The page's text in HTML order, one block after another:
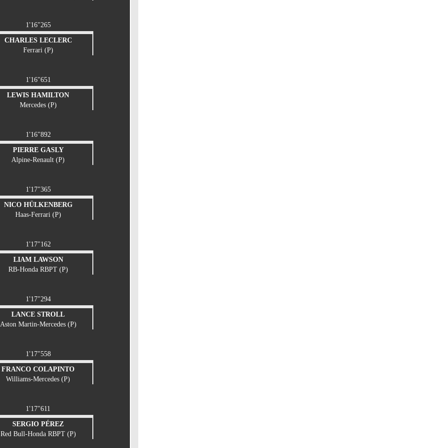
1'16"265
CHARLES LECLERC
Ferrari (P)
1'16"651
LEWIS HAMILTON
Mercedes (P)
1'16"892
PIERRE GASLY
Alpine-Renault (P)
1'17"365
NICO HÜLKENBERG
Haas-Ferrari (P)
1'17"162
LIAM LAWSON
RB-Honda RBPT (P)
1'17"294
LANCE STROLL
Aston Martin-Mercedes (P)
1'17"558
FRANCO COLAPINTO
Williams-Mercedes (P)
1'17"611
SERGIO PÉREZ
Red Bull-Honda RBPT (P)